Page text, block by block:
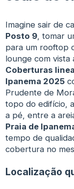
Imagine sair de
Posto 9 , tomar
para um rooftop
lounge com vista
Coberturas
Ipanema 2025
Prudente de
topo do edifício,
a pé, entre a
Praia de
tempo de
cobertura no
Localização